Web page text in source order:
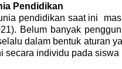
Pendidikan
pendidikan saat ini
. Belum banyak
dalam bentuk aturan
secara individu pada